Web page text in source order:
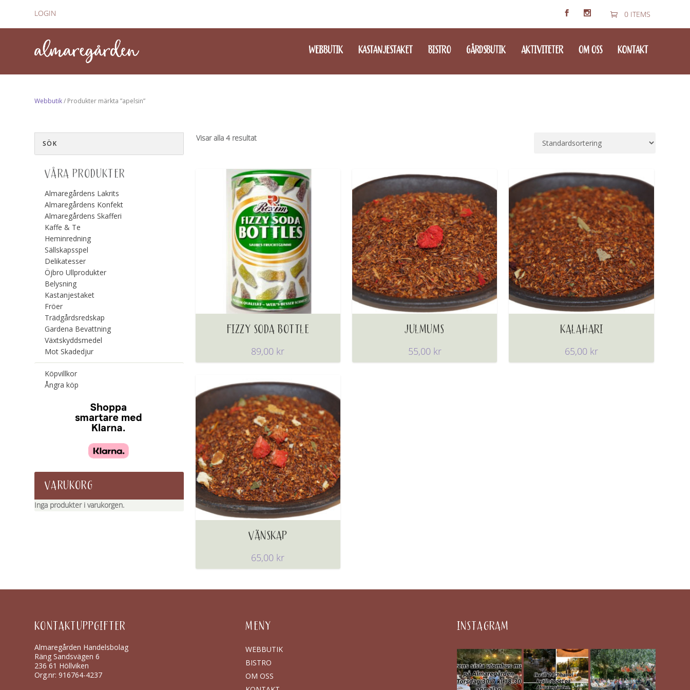
LOGIN 0 ITEMS
WEBBUTIK KASTANJESTAKET BISTRO GÅRDSBUTIK AKTIVITETER OM OSS KONTAKT
Webbutik/ Produkter märkta ”apelsin”
Visar alla 4 resultat
FIZZY SODA BOTTLE
89,00 kr
JULMUMS
55,00 kr
KALAHARI
65,00 kr
VÄNSKAP
65,00 kr
VÅRA PRODUKTER
Almaregårdens Lakrits
Almaregårdens Konfekt
Almaregårdens Skafferi
Kaffe & Te
Heminredning
Sällskapsspel
Delikatesser
Öjbro Ullprodukter
Belysning
Kastanjestaket
Fröer
Trädgårdsredskap
Gardena Bevattning
Växtskyddsmedel
Mot Skadedjur
Köpvillkor
Ångra köp
VARUKORG
Inga produkter i varukorgen.
KONTAKTUPPGIFTER
Almaregården Handelsbolag
Räng Sandsvägen 6
236 61 Höllviken
Org.nr: 916764-4237
MENY
WEBBUTIK
BISTRO
OM OSS
INSTAGRAM